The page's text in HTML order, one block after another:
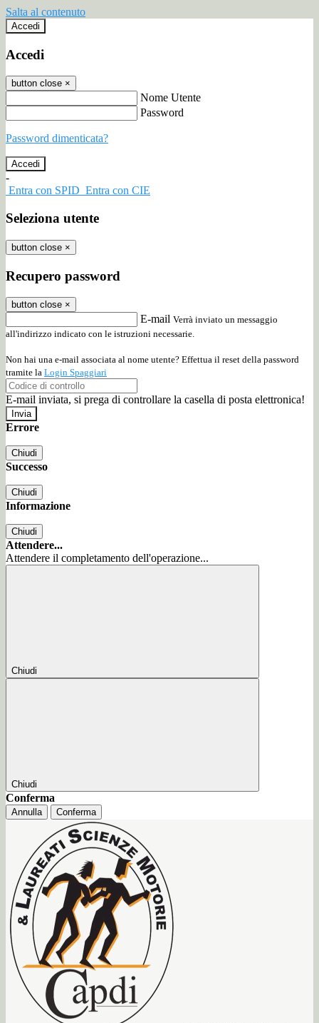
Salta al contenuto
Accedi
Accedi
button close ×
Nome Utente
Password
Password dimenticata?
-
Entra con SPID Entra con CIE
Seleziona utente
button close ×
Recupero password
button close ×
E-mail Verrà inviato un messaggio
all'indirizzo indicato con le istruzioni necessarie.
Non hai una e-mail associata al nome utente? Effettua il reset della password
tramite la Login Spaggiari
E-mail inviata, si prega di controllare la casella di posta elettronica!
Errore
Chiudi
Successo
Chiudi
Informazione
Chiudi
Attendere...
Attendere il completamento dell'operazione...
Chiudi
Chiudi
Conferma
Annulla Conferma